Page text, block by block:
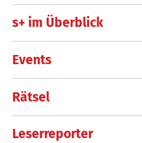
s+ im Überblick
Events
Rätsel
Leserreporter